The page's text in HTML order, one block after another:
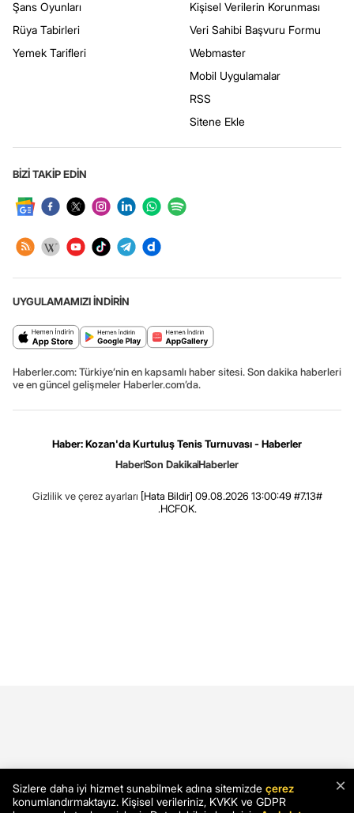
Şans Oyunları
Rüya Tabirleri
Yemek Tarifleri
Kişisel Verilerin Korunması
Veri Sahibi Başvuru Formu
Webmaster
Mobil Uygulamalar
RSS
Sitene Ekle
BİZİ TAKİP EDİN
UYGULAMAMIZI İNDİRİN
Haberler.com: Türkiye’nin en kapsamlı haber sitesi. Son dakika haberleri
ve en güncel gelişmeler Haberler.com’da.
Haber: Kozan'da Kurtuluş Tenis Turnuvası - Haberler
HaberSon DakikaHaberler
Gizlilik ve çerez ayarları [Hata Bildir] 09.08.2026 13:00:49 #7.13#
.HCFOK.
×
Sizlere daha iyi hizmet sunabilmek adına sitemizde çerez
konumlandırmaktayız. Kişisel verileriniz, KVKK ve GDPR